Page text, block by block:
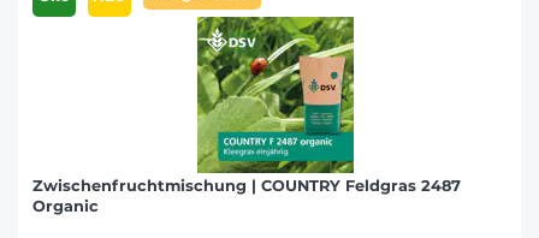
Zwischenfruchtmischung | COUNTRY Feldgras 2487
Organic